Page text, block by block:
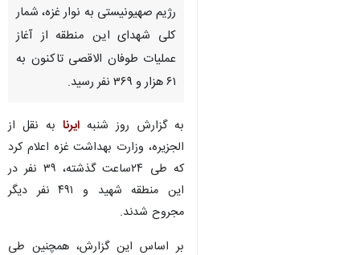
رژیم صهیونیستی به نوار غزه، شمار
کلی شهدای این منطقه از آغاز
عملیات طوفان الاقصی تاکنون به
۶۱ هزار و ‌۳۶۹ نفر رسید.
به گزارش روز شنبهایرنا به نقل از
الجزیره، وزارت بهداشت غزه اعلام کرد
که طی ۲۴ساعت گذشته، ۳۹ نفر در
این منطقه شهید و ۴۹۱ نفر دیگر
مجروح شدند.
بر اساس این گزارش، همچنین طی